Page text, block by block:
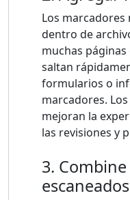
Los marcadores
dentro de
muchas páginas
saltan
formularios o
marcadores.
mejoran la
las revisiones y
3.